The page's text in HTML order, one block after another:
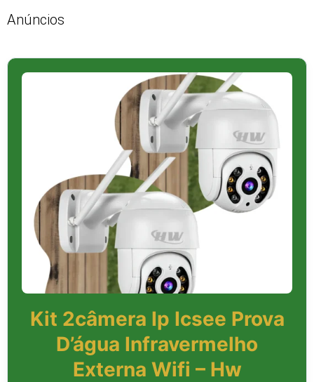
Anúncios
Kit 2câmera Ip Icsee Prova
D’água Infravermelho
Externa Wifi – Hw